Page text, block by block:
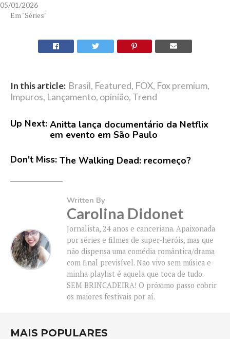
05/01/2026
Em "Séries"
In this article: Brasil, Featured, FOX, Fox premium,
Impuros, Lançamento, opinião, Trend
Up Next: Anitta lança documentário da Netflix
em evento em São Paulo
Don't Miss: The Walking Dead: recomeço?
Written By
Carolina Didonet
Jornalista, 24 anos e canceriana. Apaixonada
por séries e filmes de super-heróis, mas que
não dispensa uma comédia romântica/drama
com final previsível. Não vivo sem música e
minha playlist é aquela que toca de tudo.
SEM BRINCADEIRA! O próximo passo cobrir
os maiores festivais por aí.
MAIS POPULARES